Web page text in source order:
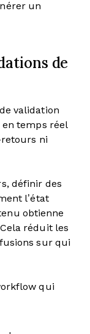
un
de
validation
temps réel
ni
définir des
l’état
obtienne
réduit les
sur qui
qui